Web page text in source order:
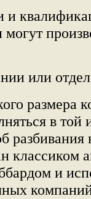
и
или отдел
размера
в той
разбивания
классиком
и